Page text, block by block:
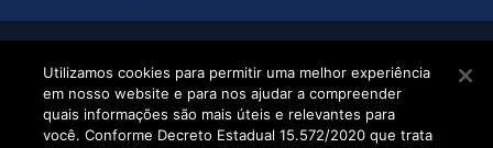
SETDIG | Secretaria-
Executiva de
Transformação Digital
Utilizamos cookies para permitir uma melhor experiência
em nosso website e para nos ajudar a compreender
quais informações são mais úteis e relevantes para
você. Conforme Decreto Estadual 15.572/2020 que trata